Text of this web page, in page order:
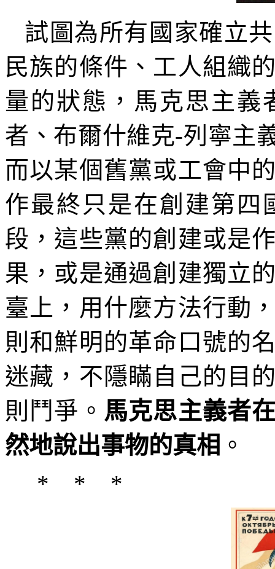
試圖為所有國家確立
民族的條件、工人組織
量的狀態，馬克思主義
者、布爾什維克-列寧主
而以某個舊黨或工會中
作最終只是在創建第四
段，這些黨的創建或是
果，或是通過創建獨立
臺上，用什麼方法行動
則和鮮明的革命口號的
迷藏，不隱瞞自己的目
則鬥爭。 馬克思主義者
然地說出事物的真相 。
* * *